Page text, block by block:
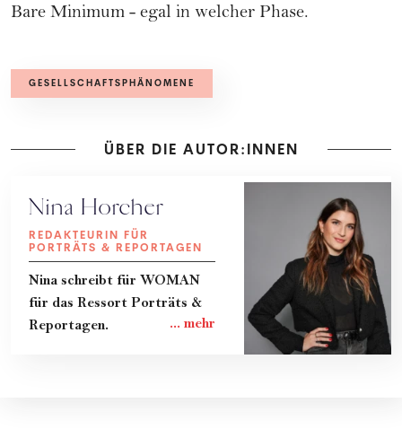
Bare Minimum - egal in welcher Phase.
GESELLSCHAFTSPHÄNOMENE
ÜBER DIE AUTOR:INNEN
Nina Horcher
REDAKTEURIN FÜR
PORTRÄTS & REPORTAGEN
Nina schreibt für WOMAN
für das Ressort Porträts &
Reportagen.